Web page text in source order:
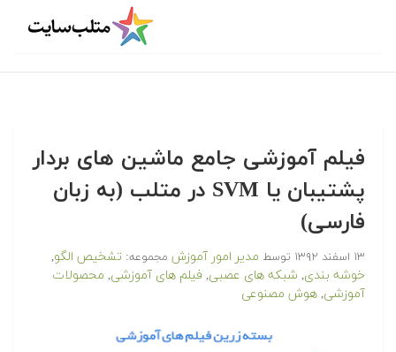
فیلم آموزشی جامع ماشین های بردار
پشتیبان یا SVM در متلب (به زبان
فارسی)
۱۳ اسفند ۱۳۹۲ توسط مدیر امور آموزش مجموعه: تشخیص الگو,
خوشه بندی, شبکه های عصبی, فیلم های آموزشی, محصولات
آموزشی, هوش مصنوعی